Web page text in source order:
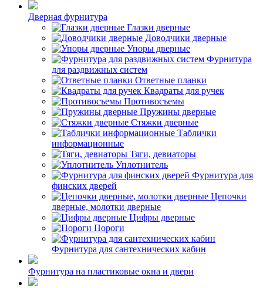
Дверная фурнитура
Глазки дверные
Доводчики дверные
Упоры дверные
Фурнитура
для раздвижных систем
Ответные планки
Квадраты для ручек
Противосъемы
Пружины дверные
Стяжки дверные
Таблички
информационные
Тяги, девиаторы
Уплотнитель
Фурнитура для
финских дверей
Цепочки
дверные, молотки дверные
Цифры дверные
Пороги
Фурнитура для сантехнических кабин
Фурнитура на пластиковые окна и двери